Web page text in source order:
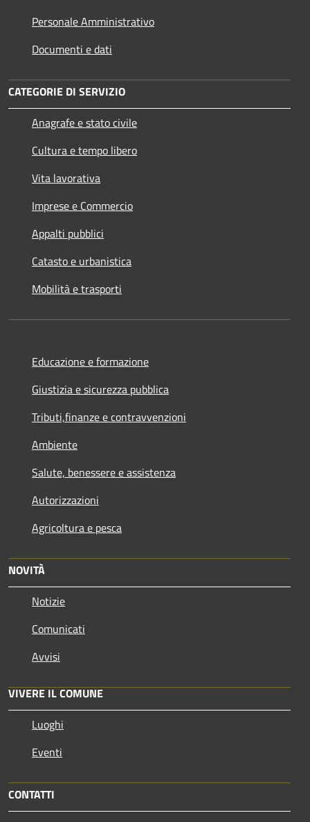
Personale Amministrativo
Documenti e dati
CATEGORIE DI SERVIZIO
Anagrafe e stato civile
Cultura e tempo libero
Vita lavorativa
Imprese e Commercio
Appalti pubblici
Catasto e urbanistica
Mobilità e trasporti
Educazione e formazione
Giustizia e sicurezza pubblica
Tributi,finanze e contravvenzioni
Ambiente
Salute, benessere e assistenza
Autorizzazioni
Agricoltura e pesca
NOVITÀ
Notizie
Comunicati
Avvisi
VIVERE IL COMUNE
Luoghi
Eventi
CONTATTI